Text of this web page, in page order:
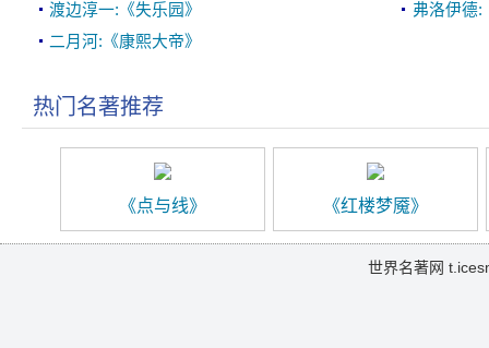
渡边淳一:《失乐园》
弗洛伊德:
二月河:《康熙大帝》
热门名著推荐
《点与线》 《红楼梦魇》
世界名著网